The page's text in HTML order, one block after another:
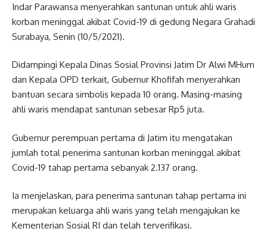
Indar Parawansa menyerahkan santunan untuk ahli waris
korban meninggal akibat Covid-19 di gedung Negara Grahadi
Surabaya, Senin (10/5/2021).
Didampingi Kepala Dinas Sosial Provinsi Jatim Dr Alwi MHum
dan Kepala OPD terkait, Gubernur Khofifah menyerahkan
bantuan secara simbolis kepada 10 orang. Masing-masing
ahli waris mendapat santunan sebesar Rp5 juta.
Gubernur perempuan pertama di Jatim itu mengatakan
jumlah total penerima santunan korban meninggal akibat
Covid-19 tahap pertama sebanyak 2.137 orang.
Ia menjelaskan, para penerima santunan tahap pertama ini
merupakan keluarga ahli waris yang telah mengajukan ke
Kementerian Sosial RI dan telah terverifikasi.